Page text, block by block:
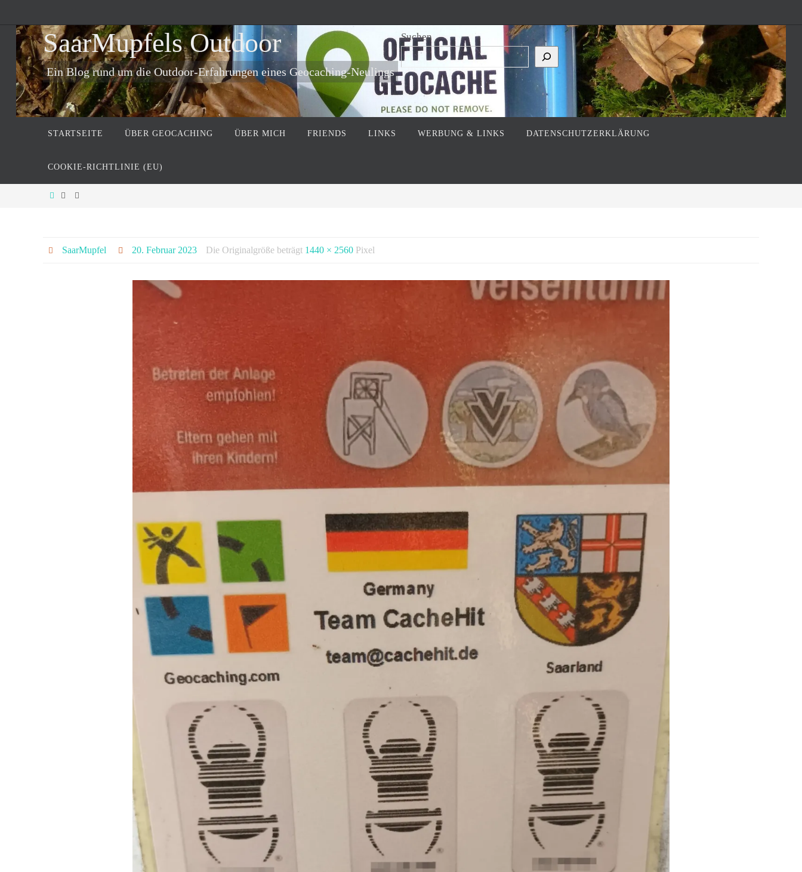
Inhalt
springen SaarMupfels Outdoor
Ein Blog rund um die Outdoor-Erfahrungen eines Geocaching-Neulings
Suchen
STARTSEITE ÜBER GEOCACHING ÜBER MICH FRIENDS LINKS WERBUNG & LINKS DATENSCHUTZERKLÄRUNG
COOKIE-RICHTLINIE (EU)
Start
SaarMupfel 20. Februar 2023 Die Originalgröße beträgt 1440 × 2560 Pixel